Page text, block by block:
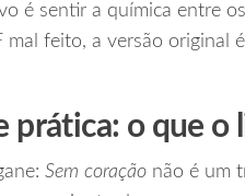
é sentir a química entre
mal feito, a versão original
prática: o que o
Sem coração não é um